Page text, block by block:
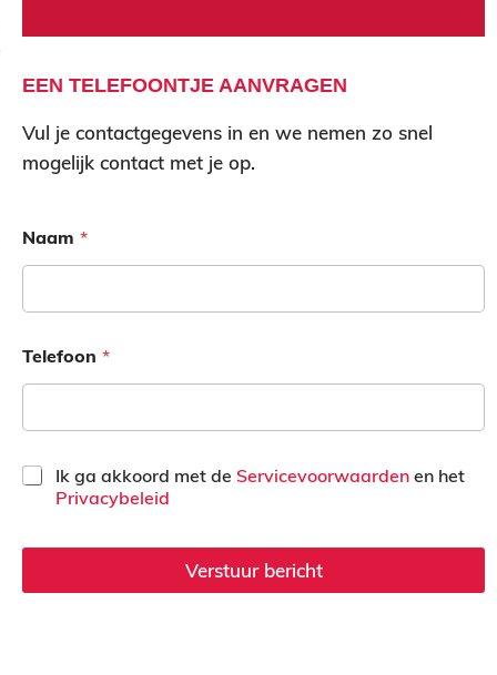
EEN TELEFOONTJE AANVRAGEN
Vul je contactgegevens in en we nemen zo snel
mogelijk contact met je op.
Naam*
Telefoon*
S
c
i
Ik ga akkoord met de Servicevoorwaarden en het
Privacybeleid
Verstuur bericht